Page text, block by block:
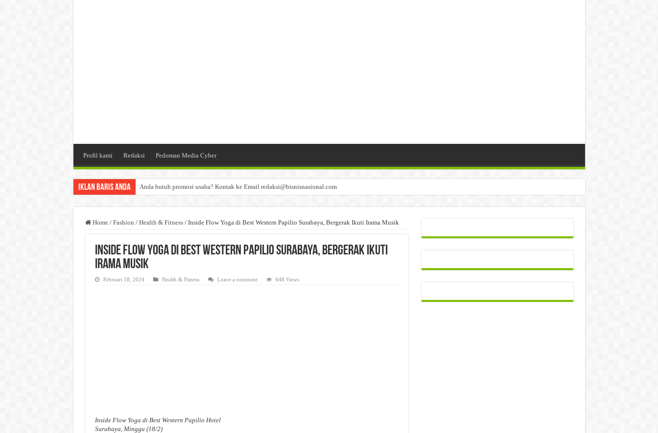
Profil kami Redaksi Pedoman Media Cyber
Iklan Baris Anda Anda butuh promosi usaha? Kontak ke Email redaksi@bisnisnasional.com
Home / Fashion / Health & Fitness / Inside Flow Yoga di Best Western Papilio Surabaya, Bergerak Ikuti Irama Musik
Inside Flow Yoga di Best Western Papilio Surabaya, Bergerak Ikuti
Irama Musik
Februari 18, 2024 Health & Fitness Leave a comment 648 Views
Inside Flow Yoga di Best Western Papilio Hotel
Surabaya, Minggu (18/2)